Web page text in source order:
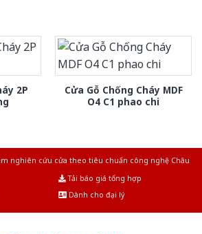
2P
Cửa Gỗ Chống Cháy MDF
O4 C1 phao chi
nghiên cứu cửa theo tiêu chuẩn công nghệ Châu
Tải báo giá tổng hợp
Dành cho đại lý